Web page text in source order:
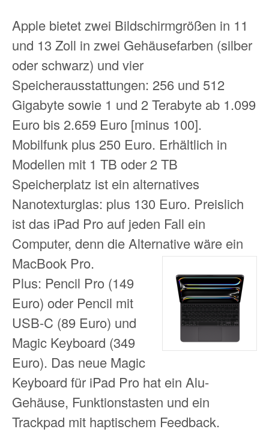
Apple bietet zwei Bildschirmgrößen in 11
und 13 Zoll in zwei Gehäusefarben (silber
oder schwarz) und vier
Speicherausstattungen: 256 und 512
Gigabyte sowie 1 und 2 Terabyte ab 1.099
Euro bis 2.659 Euro [minus 100].
Mobilfunk plus 250 Euro. Erhältlich in
Modellen mit 1 TB oder 2 TB
Speicherplatz ist ein alternatives
Nanotexturglas: plus 130 Euro. Preislich
ist das iPad Pro auf jeden Fall ein
Computer, denn die Alternative wäre ein
MacBook Pro.
Plus: Pencil Pro (149
Euro) oder Pencil mit
USB-C (89 Euro) und
Magic Keyboard (349
Euro). Das neue Magic
Keyboard für iPad Pro hat ein Alu-
Gehäuse, Funktionstasten und ein
Trackpad mit haptischem Feedback.